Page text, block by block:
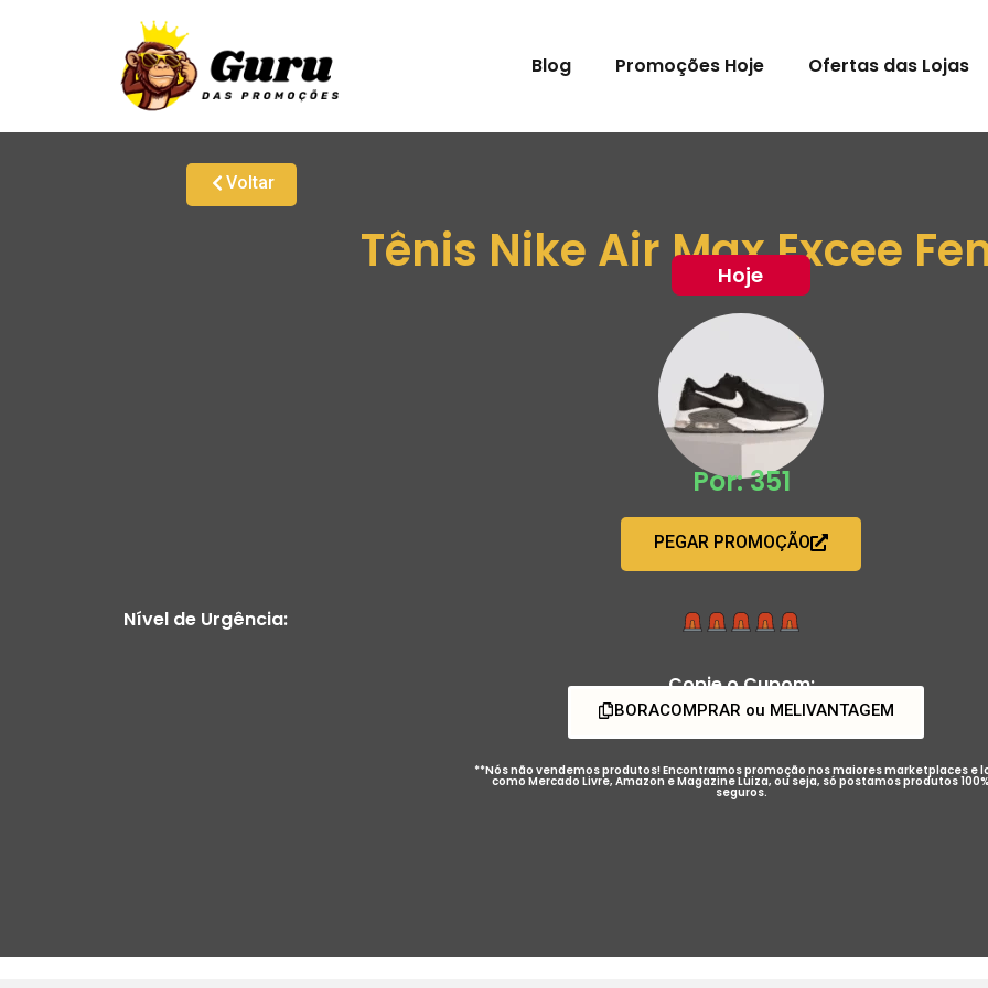
Blog Promoções Hoje Ofertas das Lojas
Voltar
Tênis Nike Air Max Excee
Hoje
Por: 351
PEGAR PROMOÇÃO
Nível de Urgência:
Copie o Cupom:
BORACOMPRAR ou MELIVANTAGEM
**Nós não vendemos produtos! Encontramos promoção nos maiores marketplaces e
como Mercado Livre, Amazon e Magazine Luiza, ou seja, só postamos produtos 100%
seguros.